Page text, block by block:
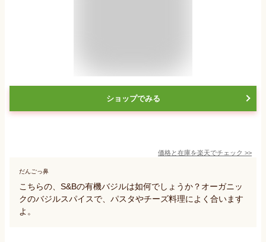
ショップでみる
価格と在庫を楽天でチェック >>
だんごっ鼻
こちらの、S&Bの有機バジルは如何でしょうか？オーガニッ
クのバジルスパイスで、パスタやチーズ料理によく合います
よ。